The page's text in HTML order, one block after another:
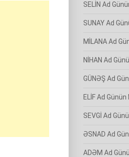
SELİN Ad
SUNAY Ad
MİLANA Ad
NİHAN Ad
GÜNƏŞ Ad
ELİF Ad
SEVGİ Ad
ƏSNAD Ad
ADƏM Ad